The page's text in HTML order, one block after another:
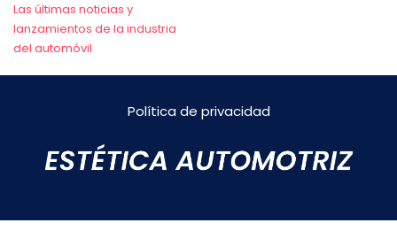
Las últimas noticias y
lanzamientos de la industria
del automóvil
Política de privacidad